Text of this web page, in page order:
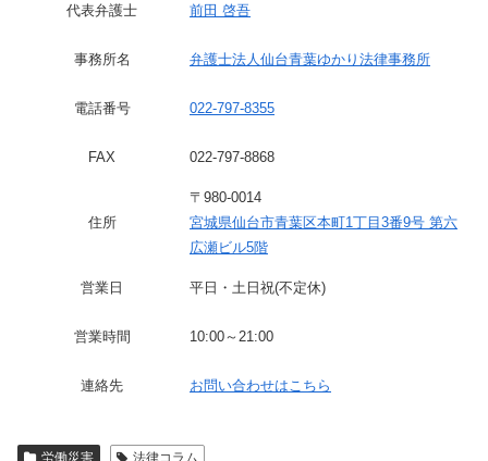
代表弁護士 前田 啓吾
事務所名 弁護士法人仙台青葉ゆかり法律事務所
電話番号 022-797-8355
FAX 022-797-8868
住所
〒980-0014
宮城県仙台市青葉区本町1丁目3番9号 第六
広瀬ビル5階
営業日 平日・土日祝(不定休)
営業時間 10:00～21:00
連絡先 お問い合わせはこちら
労働災害 法律コラム